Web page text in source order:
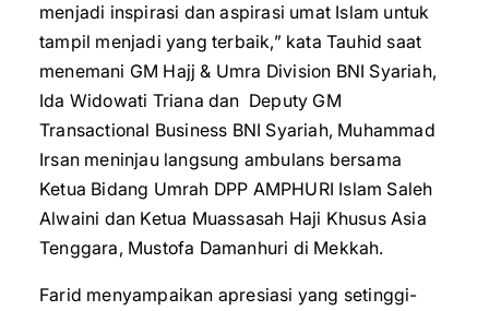
menjadi inspirasi dan aspirasi umat Islam untuk
tampil menjadi yang terbaik,” kata Tauhid saat
menemani GM Hajj & Umra Division BNI Syariah,
Ida Widowati Triana dan Deputy GM
Transactional Business BNI Syariah, Muhammad
Irsan meninjau langsung ambulans bersama
Ketua Bidang Umrah DPP AMPHURI Islam Saleh
Alwaini dan Ketua Muassasah Haji Khusus Asia
Tenggara, Mustofa Damanhuri di Mekkah.
Farid menyampaikan apresiasi yang setinggi-